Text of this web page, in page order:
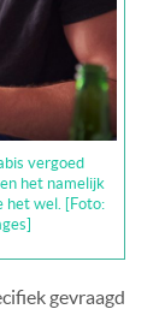
vergoed
het namelijk
het wel. [Foto:
gevraagd